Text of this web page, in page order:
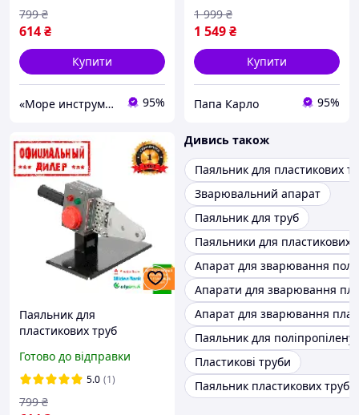
614₴
799 ₴
Купити
«Море инструментов» 95%
1 549₴
1 999 ₴
Купити
Папа Карло 95%
Паяльник для
пластикових труб
Готово до відправки
5.0 (1)
799 ₴
Дивись також
Паяльник для пластикових
Зварювальний апарат
Паяльник для труб
Паяльники для пластикових
Апарат для зварювання
Апарати для зварювання
Апарат для зварювання
Паяльник для поліпропілену
Пластикові труби
Паяльник пластикових труб